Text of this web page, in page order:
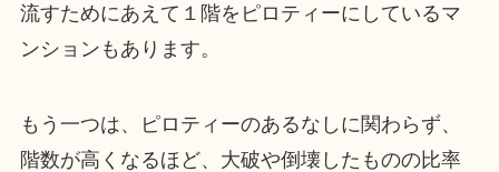
流すためにあえて１階をピロティーにしているマ
ンションもあります。
もう一つは、ピロティーのあるなしに関わらず、
階数が高くなるほど、大破や倒壊したものの比率